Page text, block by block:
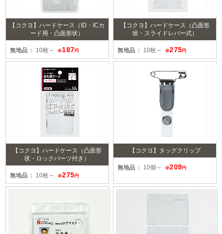
【コクヨ】ハードケース（ID・ICカ
ード用・凸面形状）
無地品： 10枚～ ＠187 円
【コクヨ】ハードケース（凸面形
状・スライドレバー式）
無地品： 10枚～ ＠275円
【コクヨ】ハードケース（凸面形
状・ロックパーツ付き）
無地品： 10枚～ ＠275円
【コクヨ】タッグクリップ
無地品： 10個～ ＠209円